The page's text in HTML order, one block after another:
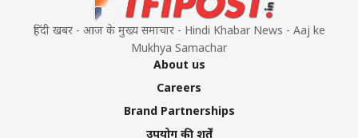
हिंदी खबर - आज के मुख्य समाचार - Hindi Khabar News - Aaj ke
Mukhya Samachar
About us
Careers
Brand Partnerships
उपयोग की शर्तें